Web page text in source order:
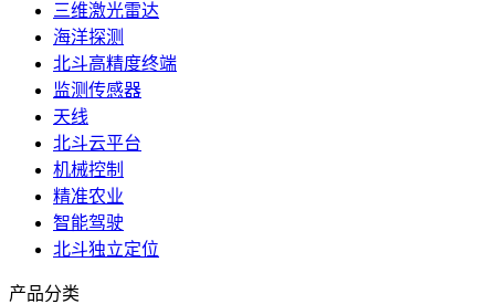
三维激光雷达
海洋探测
北斗高精度终端
监测传感器
天线
北斗云平台
机械控制
精准农业
智能驾驶
北斗独立定位
产品分类